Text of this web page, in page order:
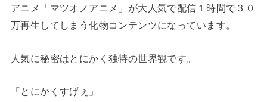
アニメ「マツオノアニメ」が大人気で配信１時間で３０
万再生してしまう化物コンテンツになっています。
人気に秘密はとにかく独特の世界観です。
「とにかくすげぇ」